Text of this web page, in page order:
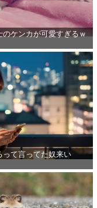
のケンカが可愛すぎるｗ
って言ってた奴来い